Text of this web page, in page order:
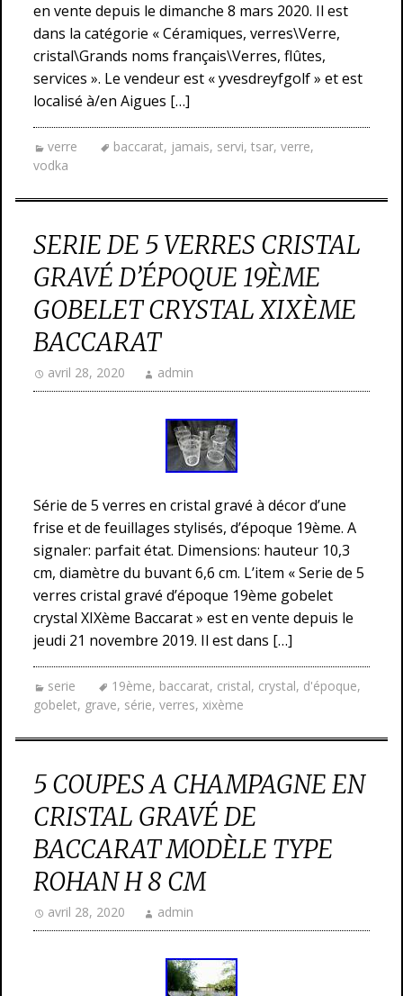
en vente depuis le dimanche 8 mars 2020. Il est
dans la catégorie « Céramiques, verres\Verre,
cristal\Grands noms français\Verres, flûtes,
services ». Le vendeur est « yvesdreyfgolf » et est
localisé à/en Aigues […]
verre baccarat, jamais, servi, tsar, verre,
vodka
SERIE DE 5 VERRES CRISTAL
GRAVÉ D’ÉPOQUE 19ÈME
GOBELET CRYSTAL XIXÈME
BACCARAT
avril 28, 2020 admin
Série de 5 verres en cristal gravé à décor d’une
frise et de feuillages stylisés, d’époque 19ème. A
signaler: parfait état. Dimensions: hauteur 10,3
cm, diamètre du buvant 6,6 cm. L’item « Serie de 5
verres cristal gravé d’époque 19ème gobelet
crystal XIXème Baccarat » est en vente depuis le
jeudi 21 novembre 2019. Il est dans […]
serie 19ème, baccarat, cristal, crystal, d'époque,
gobelet, grave, série, verres, xixème
5 COUPES A CHAMPAGNE EN
CRISTAL GRAVÉ DE
BACCARAT MODÈLE TYPE
ROHAN H 8 CM
avril 28, 2020 admin